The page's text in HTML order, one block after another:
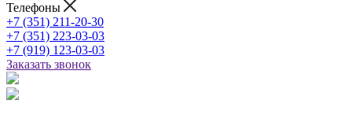
Телефоны
+7 (351) 211-20-30
+7 (351) 223-03-03
+7 (919) 123-03-03
Заказать звонок